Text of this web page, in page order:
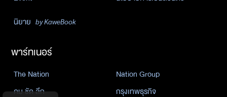
นิยาย by KaweBook
พาร์ทเนอร์
The Nation
Nation Group
คม ชัด ลึก
กรุงเทพธุรกิจ